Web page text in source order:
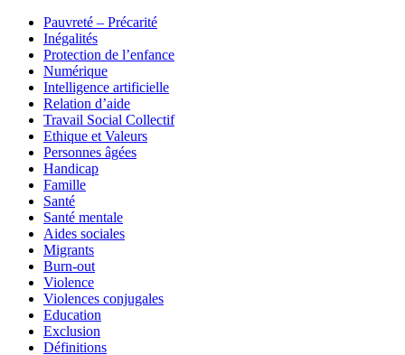
Pauvreté – Précarité
Inégalités
Protection de l’enfance
Numérique
Intelligence artificielle
Relation d’aide
Travail Social Collectif
Ethique et Valeurs
Personnes âgées
Handicap
Famille
Santé
Santé mentale
Aides sociales
Migrants
Burn-out
Violence
Violences conjugales
Education
Exclusion
Définitions